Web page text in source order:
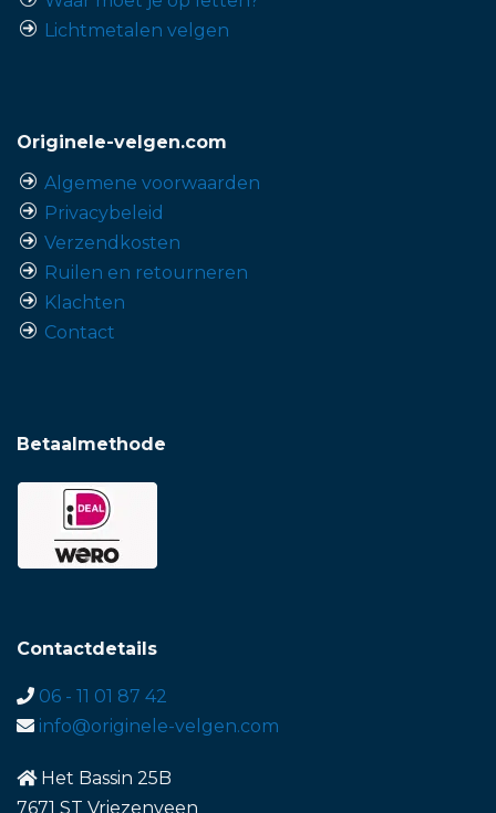
Lichtmetalen velgen
Originele-velgen.com
Algemene voorwaarden
Privacybeleid
Verzendkosten
Ruilen en retourneren
Klachten
Contact
Betaalmethode
Contactdetails
06 - 11 01 87 42
info@originele-velgen.com
Het Bassin 25B
7671 ST Vriezenveen